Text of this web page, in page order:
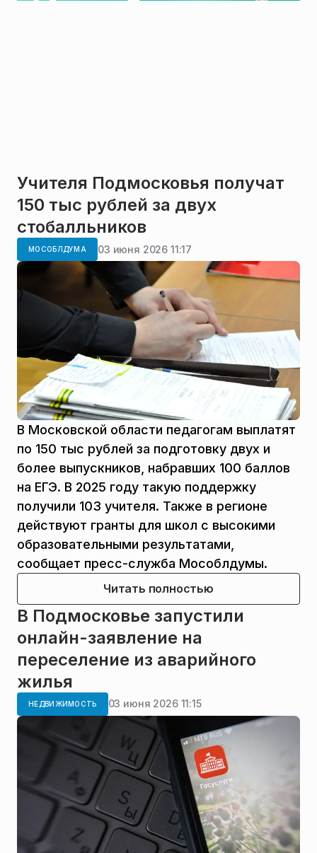
Учителя Подмосковья получат
150 тыс рублей за двух
стобалльников
МОСОБЛДУМА 03 июня 2026 11:17
В Московской области педагогам выплатят
по 150 тыс рублей за подготовку двух и
более выпускников, набравших 100 баллов
на ЕГЭ. В 2025 году такую поддержку
получили 103 учителя. Также в регионе
действуют гранты для школ с высокими
образовательными результатами,
сообщает пресс-служба Мособлдумы.
Читать полностью
В Подмосковье запустили
онлайн-заявление на
переселение из аварийного
жилья
НЕДВИЖИМОСТЬ 03 июня 2026 11:15